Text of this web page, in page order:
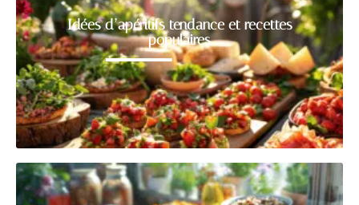
Idées d’apéritifs tendance et recettes
populaires